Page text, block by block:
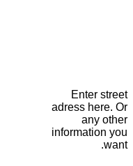
Enter street
adress here. Or
any other
information you
want.